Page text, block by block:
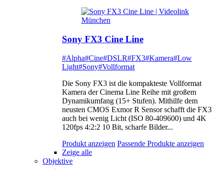
Sony FX3 Cine Line
#Alpha#Cine#DSLR#FX3#Kamera#Low
Light#Sony#Vollformat
Die Sony FX3 ist die kompakteste Vollformat
Kamera der Cinema Line Reihe mit großem
Dynamikumfang (15+ Stufen). Mithilfe dem
neusten CMOS Exmor R Sensor schafft die FX3
auch bei wenig Licht (ISO 80-409600) und 4K
120fps 4:2:2 10 Bit, scharfe Bilder...
Produkt anzeigen Passende Produkte anzeigen
Zeige alle
Objektive